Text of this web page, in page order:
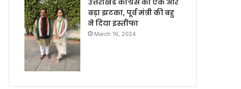
उत्तराखंड कांग्रेस को एक और
बड़ा झटका, पूर्व मंत्री की बहु
ने दिया इस्तीफा
March 16, 2024